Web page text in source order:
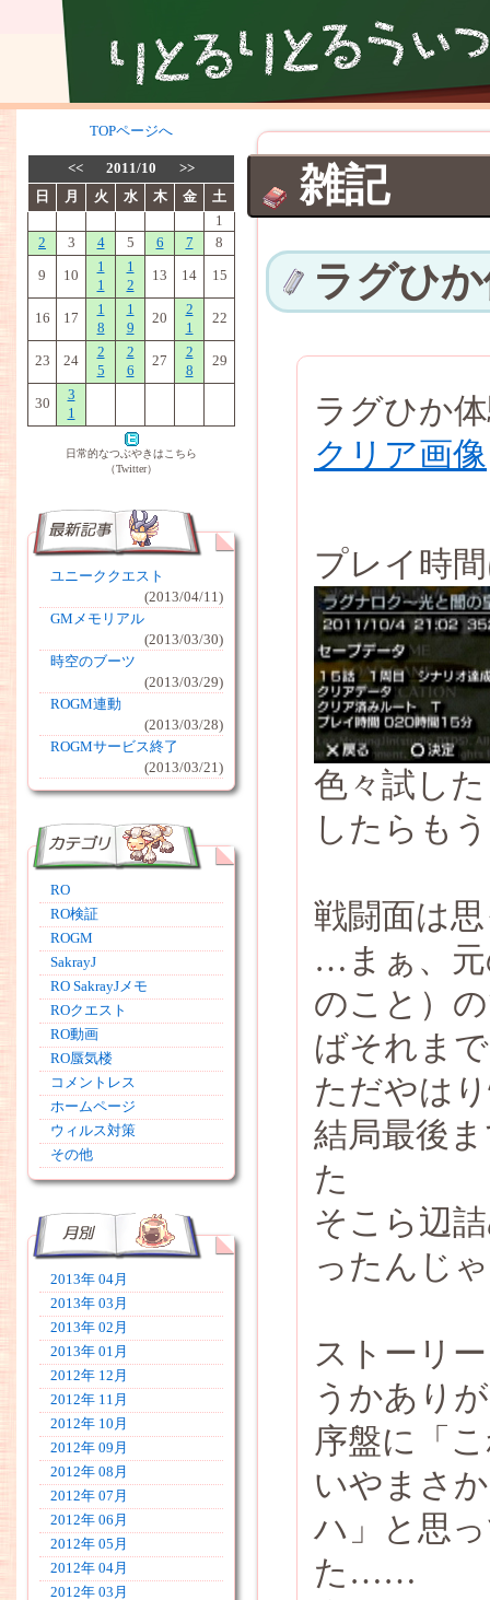
TOPページへ
<< 2011/10
>>
日
月 火 水 木 金
土
1
2
3 4 5 6 7 8
9 10
1
1
1
2
13 14 15
16 17
1
8
1
9
20
2
1
22
23 24
2
5
2
6
27
2
8
29
30
3
1
日常的なつぶやきはこちら
（Twitter）
ユニーククエスト
(2013/04/11)
GMメモリアル
(2013/03/30)
時空のブーツ
(2013/03/29)
ROGM連動
(2013/03/28)
ROGMサービス終了
(2013/03/21)
RO
RO検証
ROGM
SakrayJ
RO SakrayJメモ
ROクエスト
RO動画
RO蜃気楼
コメントレス
ホームページ
ウィルス対策
その他
2013年 04月
2013年 03月
2013年 02月
2013年 01月
2012年 12月
2012年 11月
2012年 10月
2012年 09月
2012年 08月
2012年 07月
2012年 06月
2012年 05月
2012年 04月
2012年 03月
雑記
ラグひ
ラグひか
クリア画像
プレイ時
色々試し
したらも
戦闘面は
…まぁ、元
のこと）
ばそれま
ただやは
結局最後
た
そこら辺
ったんじ
ストーリ
うかあり
序盤に「
いやまさ
ハ」と思
た……